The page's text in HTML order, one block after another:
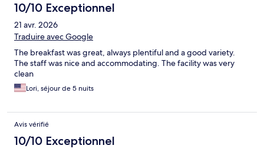
10/10 Exceptionnel
21 avr. 2026
Traduire avec Google
The breakfast was great, always plentiful and a good variety.
The staff was nice and accommodating. The facility was very
clean
Lori, séjour de 5 nuits
Avis vérifié
10/10 Exceptionnel